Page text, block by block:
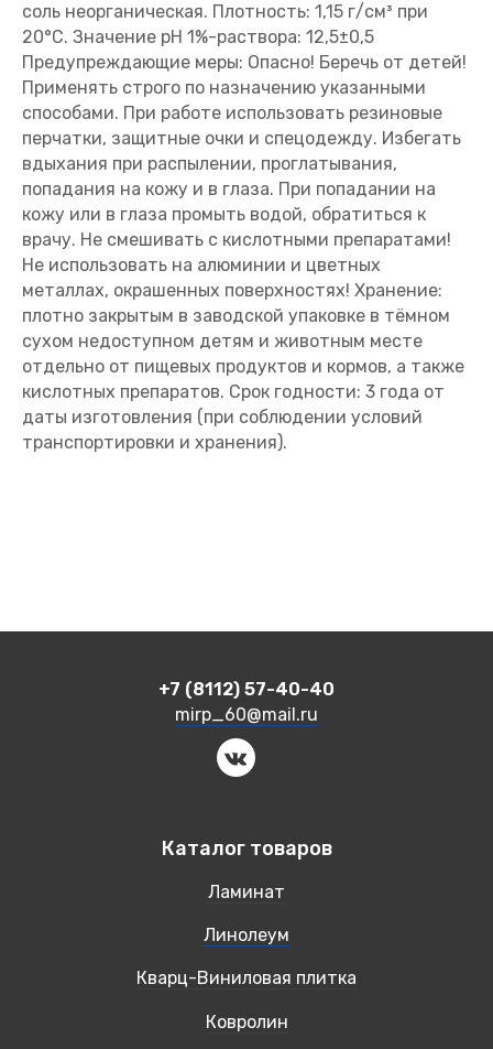
соль неорганическая. Плотность: 1,15 г/см³ при
20°С. Значение pH 1%-раствора: 12,5±0,5
Предупреждающие меры: Опасно! Беречь от детей!
Применять строго по назначению указанными
способами. При работе использовать резиновые
перчатки, защитные очки и спецодежду. Избегать
вдыхания при распылении, проглатывания,
попадания на кожу и в глаза. При попадании на
кожу или в глаза промыть водой, обратиться к
врачу. Не смешивать с кислотными препаратами!
Не использовать на алюминии и цветных
металлах, окрашенных поверхностях! Хранение:
плотно закрытым в заводской упаковке в тёмном
сухом недоступном детям и животным месте
отдельно от пищевых продуктов и кормов, а также
кислотных препаратов. Срок годности: 3 года от
даты изготовления (при соблюдении условий
транспортировки и хранения).
+7 (8112) 57-40-40
mirp_60@mail.ru
Каталог товаров
Ламинат
Линолеум
Кварц-Виниловая плитка
Ковролин